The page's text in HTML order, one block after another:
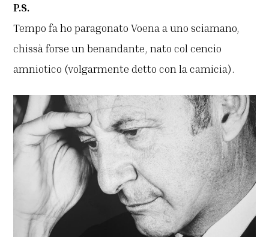
P.S.
Tempo fa ho paragonato Voena a uno sciamano,
chissà forse un benandante, nato col cencio
amniotico (volgarmente detto con la camicia).